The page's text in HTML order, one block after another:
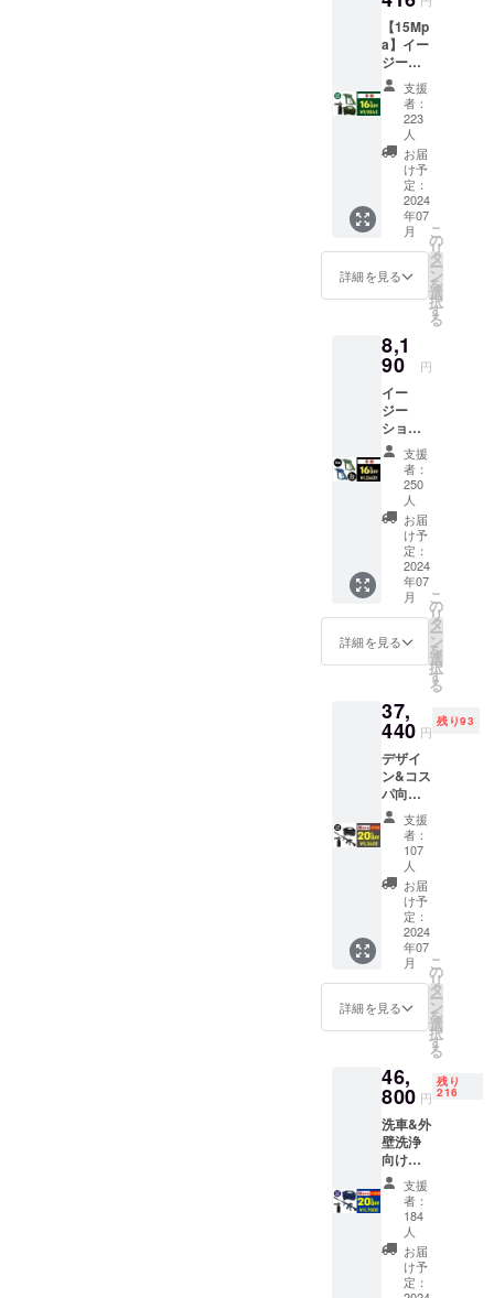
ショッ
ト本
体）
：約
36cm ×
25cm/7.
5kg
（ライ
フルタ
ンク本
体) ・素
材：プ
チッ
ク、ス
ス ・付
属品：
ブラッ
ク
フォー
マー、
グレ
ネード
ショッ
ト、
シャ
ワー
ショッ
ト ・取
扱説明
書：有
・取扱
説明書
の対応
言語：
・保証
期間：1
年保証
スパイ
ラル
ショッ
トとバ
ブルシ
リーズ
は別売
りで
す。
（トッ
ショッ
トは付
属しま
せ
報 ・
メー
カーの
所在
地：日
本 ・法
人名：
（株）
NAGAR
品概要
につい
て ・商
品サイ
量：約
28cm ×
530g(イ
ージー
ショッ
ト本
体）
：約
36cm ×
25cm/7.
5kg
（ライ
フルタ
ンク本
体) ・素
材：プ
チッ
ク、ス
ス ・付
属品：
ブラッ
ク
フォー
マー、
グレ
ネード
ショッ
ト、
シャ
ワー
ショッ
ト ・取
扱説明
書：有
・取扱
説明書
の対応
言語：
・保証
期間：1
年保証
スパイ
ラル
ショッ
トとバ
ブルシ
リーズ
は別売
りで
す。
（トッ
【15Mp
a】イー
ジー
ショッ
ト×ライ
フルタ
ンク 〜
Green
〜 早
割：
52,416
（16%
OFF) ブ
ラック
品の
メー
カー情
報 ・
メー
カーの
所在
地：日
本 ・法
人名：
（株）
NAGAR
品概要
につい
て ・商
ズ / 重
量：約
約
530g(イ
ージー
ショッ
ト本
体）
：約
36cm ×
25cm/7.
5kg
（ライ
フルタ
ンク本
体) ・素
ラス
チッ
テンレ
ス ・付
属品：
ブラッ
ク
フォー
マー、
グレ
ネード
ショッ
ト、
シャ
ワー
支援
者：
223
人
お届
け予
定：
2024
年07
月
詳細を見る
こ
の
リ
タ
ー
ン
を
選
択
す
る
8,1
90 円
イー
ジー
ショッ
ト【単
品】ノ
ズルの
（ショ
ートガ
ン型ノ
ズル）
早割：
8,190円
（16%
OFF) ◆
ジー
ショッ
ト 各色
1個 ※ラ
イフル
タンク
（高圧
洗浄
機）は
付属し
ませ
ん。 1.
本商品
のメー
カー情
報 ・
カーの
所在地
・法人
名：
（株）
NAGAR
A 2.商
品概要
につい
て ・商
品サイ
ズ / 重
量：約
28cm ×
19cm /
支援
者：
250
人
お届
け予
定：
2024
年07
月
詳細を見る
こ
の
リ
タ
ー
ン
を
選
択
す
る
37,
440 円
残り93
デザイ
ン&コス
パ向け
【10Mp
a】ライ
フル
ウォッ
シュ×ラ
イフル
タンク
Black〜
超超早
割：
37,440
定200個
ブラッ
ク
フォー
マー付
1.本商
品の
メー
カー情
報 ・
メー
カーの
所在地
支援
者：
107
人
お届
け予
定：
2024
年07
月
詳細を見る
こ
の
リ
タ
ー
ン
を
選
択
す
る
46,
800 円
残り
216
洗車&外
壁洗浄
向け
【12Mp
a】ライ
フル
ウォッ
シュ×ラ
イフル
タンク
支援
者：
184
人
お届
け予
定：